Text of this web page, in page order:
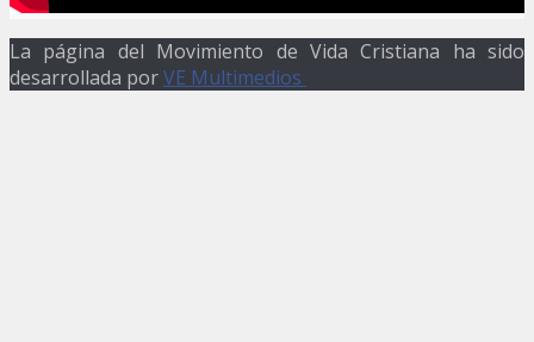
La página del Movimiento de Vida Cristiana ha sido
desarrollada porVE Multimedios